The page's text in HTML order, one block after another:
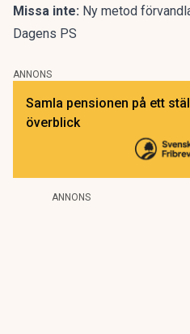
Missa inte: Ny metod
Dagens PS
ANNONS
Samla pensionen på ett
överblick
ANNONS